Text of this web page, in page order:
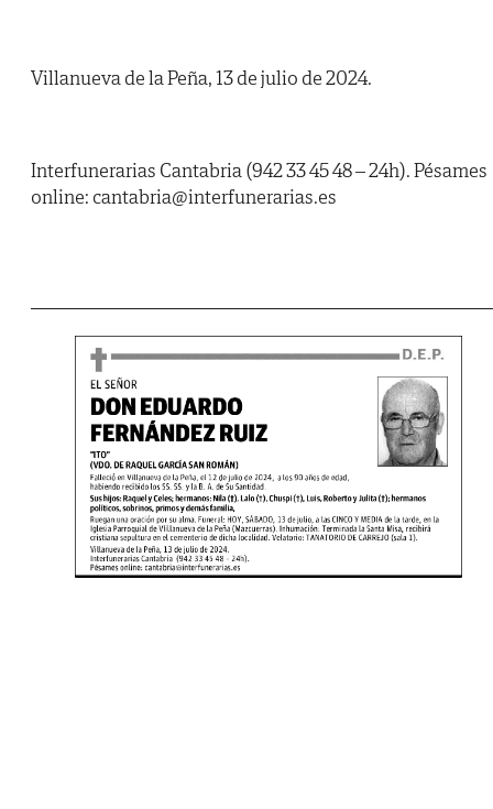
Villanueva de la Peña, 13 de julio de 2024.
Interfunerarias Cantabria (942 33 45 48 – 24h). Pésames
online: cantabria@interfunerarias.es